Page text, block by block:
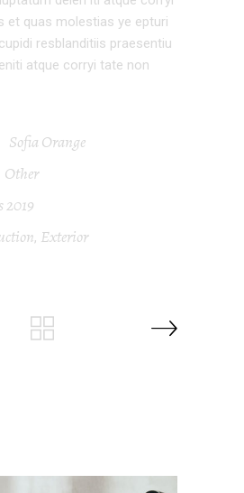
et quas molestias ye epturi
resblanditiis praesentiu
atque corryi tate non
Sofia Orange
Other
2019
, Exterior